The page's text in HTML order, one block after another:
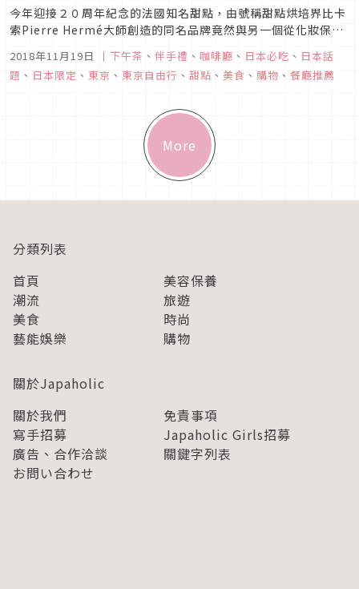
今年迎接２０周年紀念的法國知名甜點，由號稱甜點烘培界比卡
索Pierre Hermé大師創造的同名品牌竟然與另一個從化妝保養
品界橫跨飲食界，也是法國品牌在世界各地受注目的
L'OCCITANE攜手合作，打造出一個史上最強的聯名合作咖啡廳
「L’OCCITANE Café by Pierre Hermé」！...
2018年11月19日 ｜ 下午茶 、 伴手禮 、 咖啡廳 、 日本必吃 、 日本話
題 、 日本限定 、 東京 、 東京自由行 、 甜點 、 美食 、 購物 、 餐廳推薦
More
分類列表
首頁
美容保養
潮流
旅遊
美食
時尚
藝能娛樂
購物
關於Japaholic
關於我們
免責事項
寫手招募
Japaholic Girls招募
廣告、合作洽談
關鍵字列表
お問い合わせ